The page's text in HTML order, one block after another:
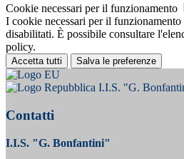
Cookie necessari per il funzionamento
I cookie necessari per il funzionamento
disabilitati. È possibile consultare
policy.
Accetta tutti Salva le preferenze
I.I.S. "G.
Contatti
I.I.S. "G. Bonfantini"